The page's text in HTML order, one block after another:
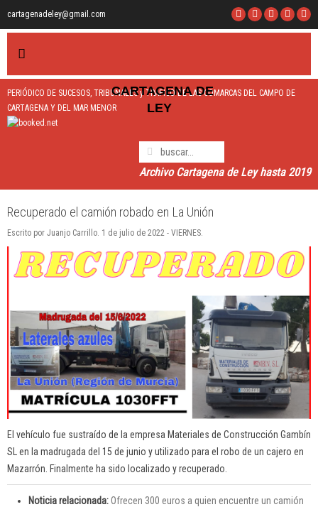
cartagenadeley@gmail.com
CARTAGENA DE
LEY
PERIÓDICO DE SUCESOS, TRIBUNALES y TRÁFICO DE LAS COMARCAS DEL CAMPO DE
CARTAGENA Y DEL MAR MENOR
Archivo Cartagena de Ley hasta 2019
Recuperado el camión robado en La Unión
Escrito por Juanjo Carrillo. 1 de julio de 2022 - VIERNES.
El vehículo fue sustraído de la empresa Materiales de Construcción Gambín
SL en la madrugada del 15 de junio y utilizado para el robo de un cajero en
Mazarrón. Finalmente ha sido localizado y recuperado.
Noticia relacionada:Ofrecen 300 euros a quien encuentre un camión